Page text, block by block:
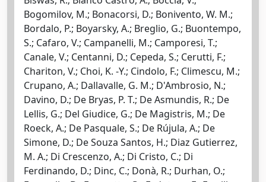
Bogomilov, M.; Bonacorsi, D.; Bonivento, W. M.;
Bordalo, P.; Boyarsky, A.; Breglio, G.; Buontempo,
S.; Cafaro, V.; Campanelli, M.; Camporesi, T.;
Canale, V.; Centanni, D.; Cepeda, S.; Cerutti, F.;
Chariton, V.; Choi, K. -Y.; Cindolo, F.; Climescu, M.;
Crupano, A.; Dallavalle, G. M.; D'Ambrosio, N.;
Davino, D.; De Bryas, P. T.; De Asmundis, R.; De
Lellis, G.; Del Giudice, G.; De Magistris, M.; De
Roeck, A.; De Pasquale, S.; De Rújula, A.; De
Simone, D.; De Souza Santos, H.; Diaz Gutierrez,
M. A.; Di Crescenzo, A.; Di Cristo, C.; Di
Ferdinando, D.; Dinc, C.; Donà, R.; Durhan, O.;